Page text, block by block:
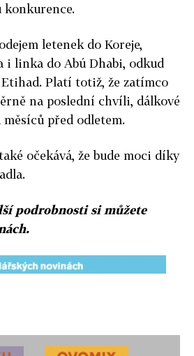
konkurence.
letenek do Koreje,
i linka do Abú Dhabi, odkud
Platí totiž, že zatímco
na poslední chvíli, dálkové
před odletem.
očekává, že bude moci díky
podrobnosti si můžete